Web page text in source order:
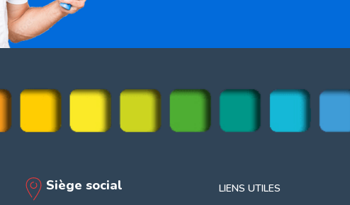
Siège social LIENS UTILES